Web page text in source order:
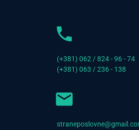
(+381) 062 / 824 - 96 - 74
(+381) 063 / 236 - 138